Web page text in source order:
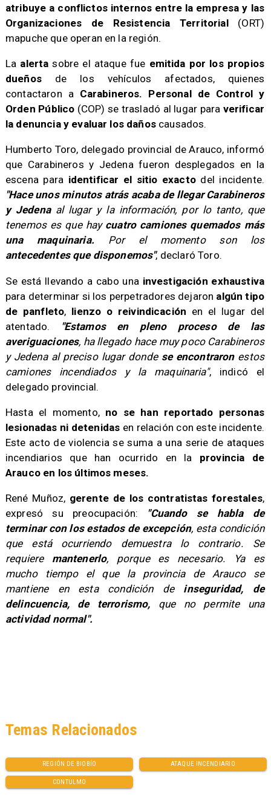
atribuye a conflictos internos entre la empresa y las
Organizaciones de Resistencia Territorial(ORT)
mapuche que operan en la región.
​La alertasobre el ataque fue emitida por los propios
dueñosde los vehículos afectados, quienes
contactaron a Carabineros. Personal de Control y
Orden Público (COP) se trasladó al lugar para verificar
la denuncia y evaluar los dañoscausados.
​Humberto Toro, delegado provincial de Arauco, informó
que Carabineros y Jedena fueron desplegados en la
escena para identificar el sitio exacto del incidente.
"Hace unos minutos atrás acaba de llegar Carabineros
y Jedena al lugar y la información, por lo tanto, que
tenemos es que hay cuatro camiones quemados más
una maquinaria. Por el momento son los
antecedentes que disponemos", declaró Toro.
​Se está llevando a cabo una investigación exhaustiva
para determinar si los perpetradores dejaron algún tipo
de panfleto, lienzo o reivindicación en el lugar del
atentado.
"Estamos en pleno proceso de las
averiguaciones, ha llegado hace muy poco Carabineros
y Jedena al preciso lugar donde se encontraron estos
camiones incendiados y la maquinaria", indicó el
delegado provincial.
​Hasta el momento, no se han reportado personas
lesionadas ni detenidas en relación con este incidente.
Este acto de violencia se suma a una serie de ataques
incendiarios que han ocurrido en la provincia de
Arauco en los últimos meses.
​René Muñoz, gerente de los contratistas forestales,
expresó su preocupación: "Cuando se habla de
terminar con los estados de excepción, esta condición
que está ocurriendo demuestra lo contrario. Se
requieremantenerlo, porque es necesario. Ya es
mucho tiempo el que la provincia de Arauco se
mantiene en esta condición deinseguridad, de
delincuencia, de terrorismo, que no permite una
actividad normal".
REGIÓN DE BIOBÍO ATAQUE INCENDIARIO
CONTULMO
Temas Relacionados